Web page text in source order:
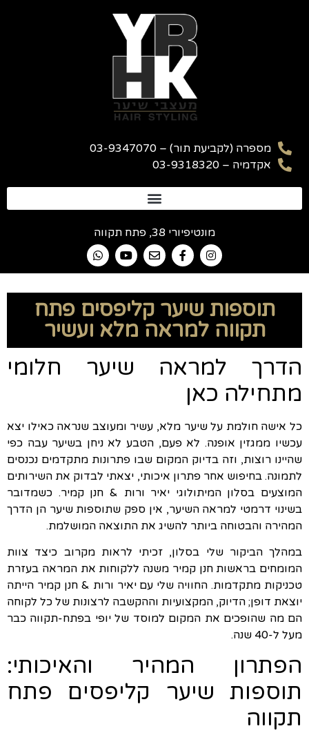
מספרה (לקביעת תור) – 03-9347070
אקדמיה – 03-9318320
מונטיפיורי 38, פתח תקווה
תוספות שיער קליפסים פתח
תקווה למראה מלא ועשיר
הדרך למראה שיער חלומי
מתחילה כאן
כל אישה חולמת על שיער מלא, עשיר ומעוצב שנראה כאילו יצא
עכשיו ממגזין אופנה. לא פעם, הטבע לא ניחן בשיער עבה כפי
שהיינו רוצות, וזה בדיוק המקום שבו פתרונות מתקדמים נכנסים
לתמונה. בחיפוש אחר פתרון איכותי, יצאתי לבדוק את השירותים
המוצעים בסלון המיתולוגי יאיר ורות & חנן קמיר. כשמדובר
בשינוי דרמטי למראה השיער, אין ספק שתוספות שיער הן הדרך
המהירה והבטוחה ביותר להשיג את התוצאה המושלמת.
במהלך הביקור שלי בסלון, זכיתי לראות מקרוב כיצד צוות
המומחים בראשות חנן קמיר משנה ללקוחות את המראה בעזרת
טכניקות מתקדמות. החוויה שלי עם יאיר ורות & חנן קמיר הייתה
יוצאת דופן; הדיוק, המקצועיות וההקשבה לרצונות של כל לקוחה
הם מה שהופכים את המקום למוסד של יופי בפתח-תקווה כבר
מעל ל-40 שנה.
הפתרון המהיר והאיכותי:
תוספות שיער קליפסים פתח
תקווה